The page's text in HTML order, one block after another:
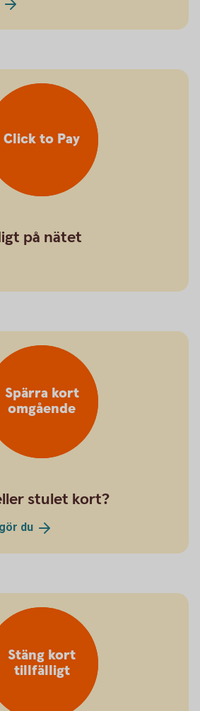
Click to Pay
på nätet
Spärra kort
omgående
stulet kort?
du
Stäng kort
tillfälligt